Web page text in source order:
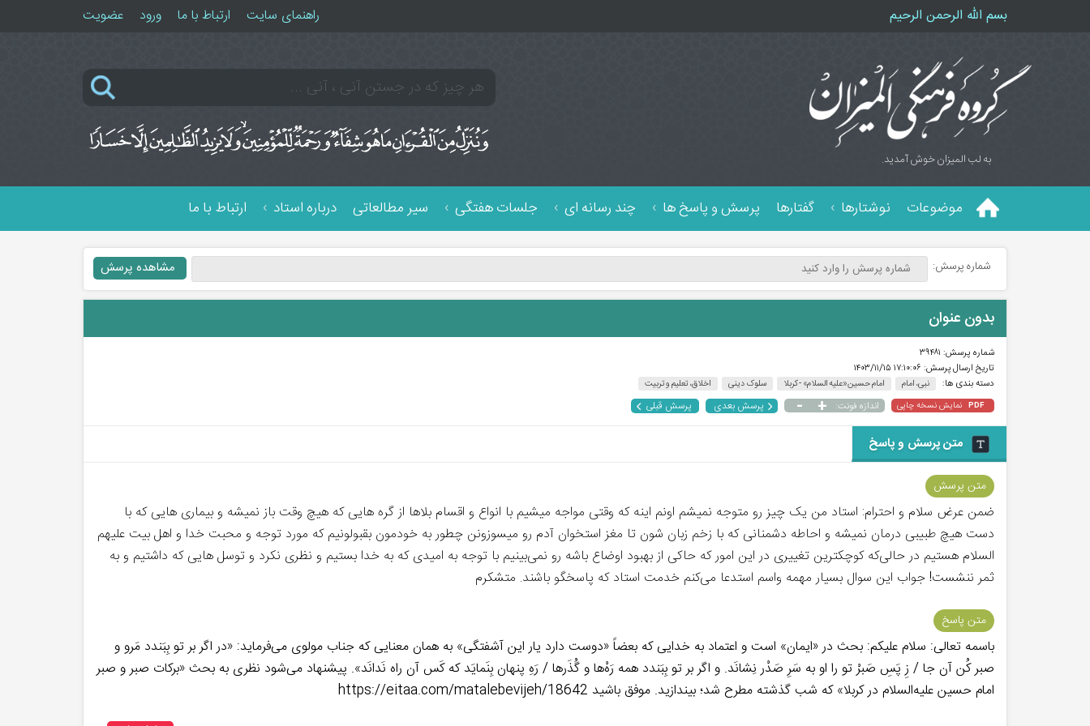
بسم الله الرحمن الرحیم راهنمای سایت ارتباط با ما ورود عضویت
به لب المیزان خوش آمدید.
موضوعات نوشتارها گفتارها پرسش و پاسخ ها چند رسانه ای جلسات هفتگی سیر مطالعاتی درباره استاد ارتباط با ما
شماره پرسش:
بدون عنوان
شماره پرسش: ۳۹۴۸۱
تاریخ ارسال پرسش: ۱۷:۱۰:۰۶ ۱۴۰۳/۱۱/۱۵
دسته بندی ها:
نبی، امام امام حسین«علیه السلام» - کربلا سلوک دینی اخلاق، تعلیم و تربیت
PDF نمایش نسخه چاپی اندازه فونت: +
- پرسش بعدی پرسش قبلی
متن پرسش و پاسخ
متن پرسش
ضمن عرض سلام و احترام: استاد من یک چیز رو متوجه نمیشم اونم اینه که وقتی مواجه میشیم با انواع و اقسام بلاها از گره هایی که هیچ وقت باز نمیشه و بیماری هایی که با
دست هیچ طبیبی درمان نمیشه و احاطه دشمنانی که با زخم زبان شون تا مغز استخوان آدم رو میسوزونن چطور به خودمون بقبولونیم که مورد توجه و محبت خدا و اهل بیت علیهم
السلام هستیم در حالی‌که کوچکترین تغییری در این امور که حاکی از بهبود اوضاع باشه رو نمی‌بینیم با توجه به امیدی که به خدا بستیم و نظری نکرد و توسل هایی که داشتیم و به
ثمر ننشست! جواب این سوال بسیار مهمه واسم استدعا می‌کنم خدمت استاد که پاسخگو باشند. متشکرم
متن پاسخ
باسمه تعالی: سلام علیکم: بحث در «ایمان» است و اعتماد به خدایی که بعضاً «دوست دارد یار این آشفتگی» به همان معنایی که جناب مولوی می‌فرماید: «در اگر بر تو بِبَندد مَرو و
صبر کُن آن جا / زِ پَسِ صَبرْ تو را او به سَرِ صَدْر نِشانَد. و اگر بر تو بِبَندد همه رَهْ‌ها و گُذَرها / رَهِ پنهان بِنَمایَد که کَس آن راه نَدانَد». پیشنهاد می‌شود نظری به بحث «برکات صبر و صبر
امام حسین علیه‌السلام در کربلا» که شب گذشته مطرح شد؛ بیندازید. موفق باشید https://eitaa.com/matalebevijeh/18642